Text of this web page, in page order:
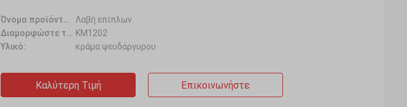
Λαβή επίπλων
KM1202
Υλικό:
κράμα ψευδάργυρου
Καλύτερη Τιμή Επικοινωνήστε